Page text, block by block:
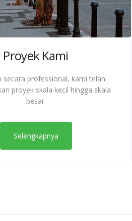
Proyek Kami
secara professional, kami telah
proyek skala kecil hingga skala
besar.
Selengkapnya